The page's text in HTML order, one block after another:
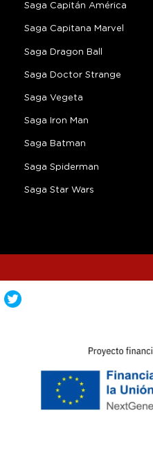
Saga Capitán América
Saga Capitana Marvel
Saga Dragon Ball
Saga Doctor Strange
Saga Vegeta
Saga Iron Man
Saga Batman
Saga Spiderman
Saga Star Wars